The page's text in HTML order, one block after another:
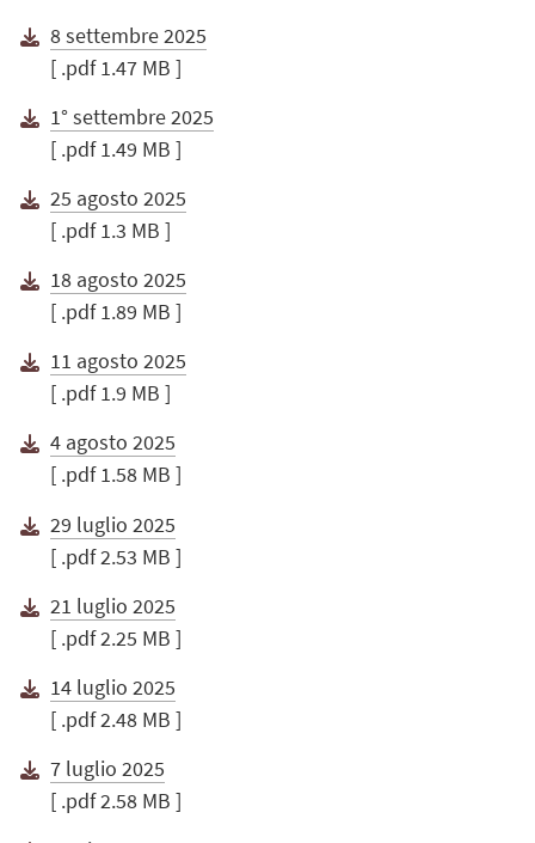
8 settembre 2025
[ .pdf 1.47 MB ]
1° settembre 2025
[ .pdf 1.49 MB ]
25 agosto 2025
[ .pdf 1.3 MB ]
18 agosto 2025
[ .pdf 1.89 MB ]
11 agosto 2025
[ .pdf 1.9 MB ]
4 agosto 2025
[ .pdf 1.58 MB ]
29 luglio 2025
[ .pdf 2.53 MB ]
21 luglio 2025
[ .pdf 2.25 MB ]
14 luglio 2025
[ .pdf 2.48 MB ]
7 luglio 2025
[ .pdf 2.58 MB ]